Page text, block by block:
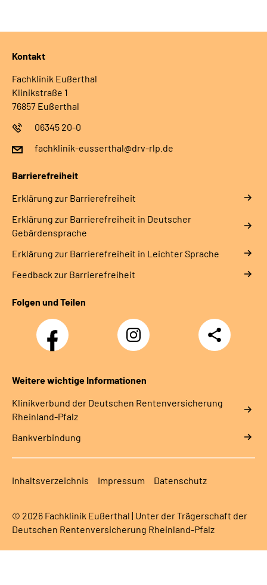
Kontakt
Fachklinik Eußerthal
Klinikstraße 1
76857 Eußerthal
06345 20-0
fachklinik-eusserthal@drv-rlp.de
Barrierefreiheit
Erklärung zur Barrierefreiheit
Erklärung zur Barrierefreiheit in Deutscher
Gebärdensprache
Erklärung zur Barrierefreiheit in Leichter Sprache
Feedback zur Barrierefreiheit
Folgen und Teilen
Facebook
Instagram
DRV
Nachwuchskräfte
Teilen
Weitere wichtige Informationen
Klinikverbund der Deutschen Rentenversicherung
Rheinland-Pfalz
Bankverbindung
Inhaltsverzeichnis Impressum Datenschutz
© 2026 Fachklinik Eußerthal | Unter der Trägerschaft der
Deutschen Rentenversicherung Rheinland-Pfalz